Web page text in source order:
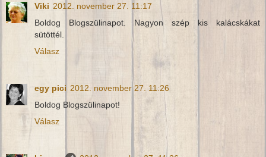
Viki 2012. november 27. 11:17
Boldog Blogszülinapot. Nagyon szép kis kalácskákat
sütöttél.
Válasz
egy pici 2012. november 27. 11:26
Boldog Blogszülinapot!
Válasz